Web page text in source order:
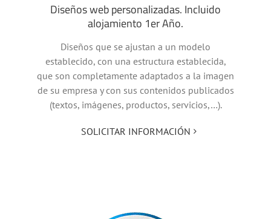
Diseños web personalizadas. Incluido
alojamiento 1er Año.
Diseños que se ajustan a un modelo
establecido, con una estructura establecida,
que son completamente adaptados a la imagen
de su empresa y con sus contenidos publicados
(textos, imágenes, productos, servicios,…).
SOLICITAR INFORMACIÓN